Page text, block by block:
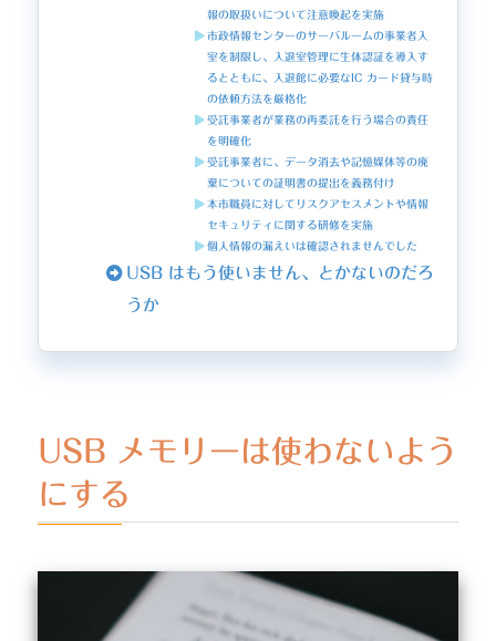
報の取扱いについて注意喚起を実施
市政情報センターのサーバルームの事業者入
室を制限し、入退室管理に生体認証を導入す
るとともに、入退館に必要なIC カード貸与時
の依頼方法を厳格化
受託事業者が業務の再委託を行う場合の責任
を明確化
受託事業者に、データ消去や記憶媒体等の廃
棄についての証明書の提出を義務付け
本市職員に対してリスクアセスメントや情報
セキュリティに関する研修を実施
個人情報の漏えいは確認されませんでした
USB はもう使いません、とかないのだろ
うか
USB メモリーは使わないよう
にする